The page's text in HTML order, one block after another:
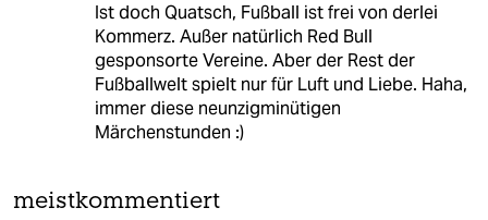
Ist doch Quatsch, Fußball ist frei von derlei
Kommerz. Außer natürlich Red Bull
gesponsorte Vereine. Aber der Rest der
Fußballwelt spielt nur für Luft und Liebe. Haha,
immer diese neunzigminütigen
Märchenstunden :)
meistkommentiert